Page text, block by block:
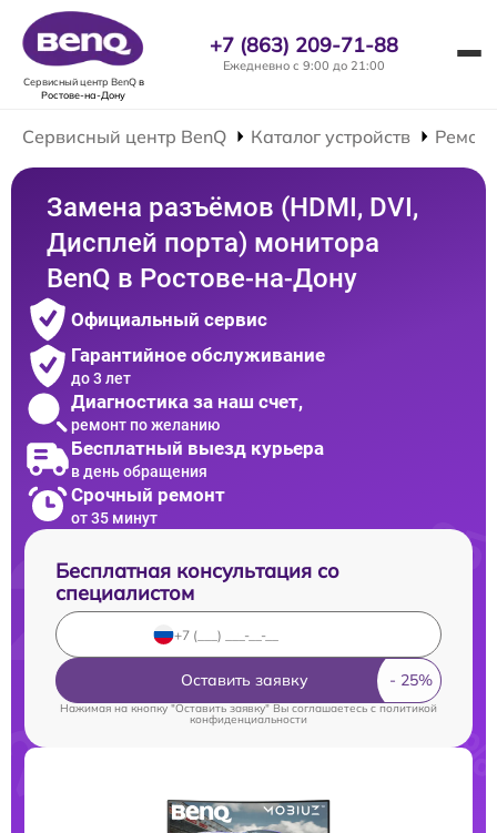
Сервисный центр BenQв
Ростове-на-Дону
+7 (863) 209-71-88
Ежедневно с 9:00 до 21:00
Сервисный центр BenQ Каталог устройств
Замена разъёмов (HDMI, DVI,
Дисплей порта) монитора
BenQ в Ростове-на-Дону
Официальный сервис
Гарантийное обслуживание
до 3 лет
Диагностика за наш счет,
ремонт по желанию
Бесплатный выезд курьера
в день обращения
Срочный ремонт
от 35 минут
Бесплатная консультация со
специалистом
Оставить заявку
Нажимая на кнопку "Оставить заявку" Вы соглашаетесь cполитикой
конфиденциальности